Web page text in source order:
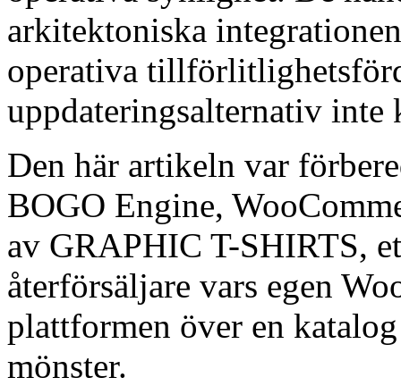
arkitektoniska
operativa
uppdateringsalternativ inte
Den här artikeln var
BOGO Engine,
av GRAPHIC T-SHIRTS,
återförsäljare vars egen
plattformen över en
mönster.